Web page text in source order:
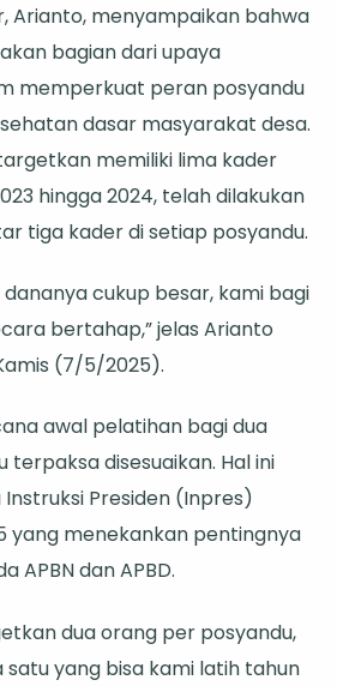
Anggaran
Terbatas
Arianto, menyampaikan bahwa
bagian dari upaya
memperkuat peran posyandu
dasar masyarakat desa.
memiliki lima kader
hingga 2024, telah dilakukan
tiga kader di setiap posyandu.
cukup besar, kami bagi
bertahap,” jelas Arianto
(7/5/2025).
awal pelatihan bagi dua
terpaksa disesuaikan. Hal ini
Presiden (Inpres)
yang menekankan pentingnya
APBN dan APBD.
dua orang per posyandu,
yang bisa kami latih tahun